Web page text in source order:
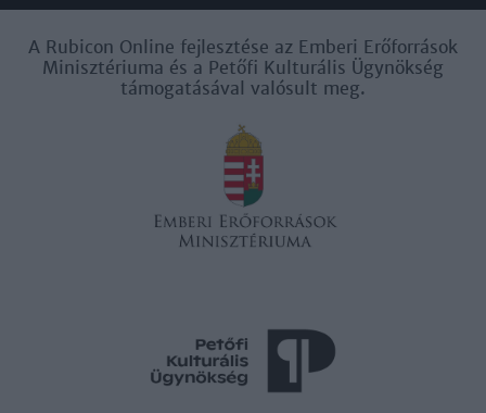
A Rubicon Online fejlesztése az Emberi Erőforrások
Minisztériuma és a Petőfi Kulturális Ügynökség
támogatásával valósult meg.